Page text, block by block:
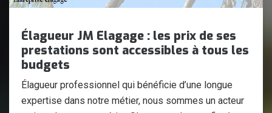
Élagueur JM Elagage : les prix de ses
prestations sont accessibles à tous les
budgets
Élagueur professionnel qui bénéficie d’une longue
expertise dans notre métier, nous sommes un acteur